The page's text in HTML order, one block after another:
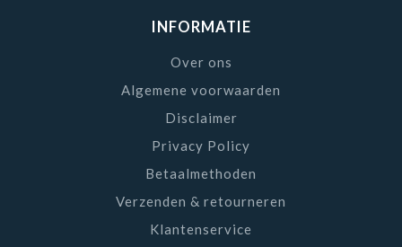
INFORMATIE
Over ons
Algemene voorwaarden
Disclaimer
Privacy Policy
Betaalmethoden
Verzenden & retourneren
Klantenservice